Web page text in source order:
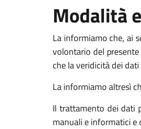
Modalità
La informiamo che, ai
volontario del
che la veridicità dei
La informiamo altresì
Il trattamento dei dati
manuali e informatici e